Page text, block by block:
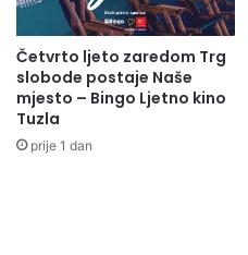
Četvrto ljeto zaredom Trg
slobode postaje Naše
mjesto – Bingo Ljetno kino
Tuzla
prije 1 dan